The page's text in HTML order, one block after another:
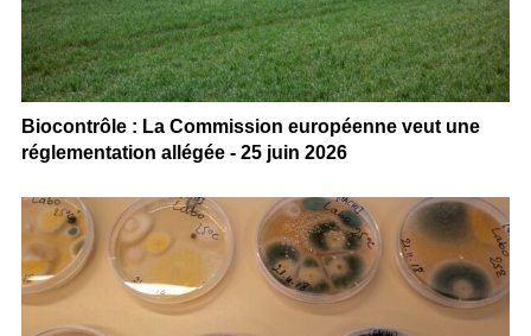
Biocontrôle : La Commission européenne veut une
réglementation allégée - 25 juin 2026